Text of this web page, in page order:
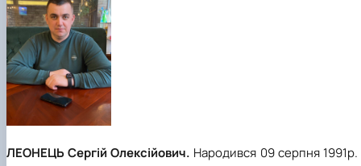
ЛЕОНЕЦЬ Сергій Олексійович. Народився 09 серпня 1991р.